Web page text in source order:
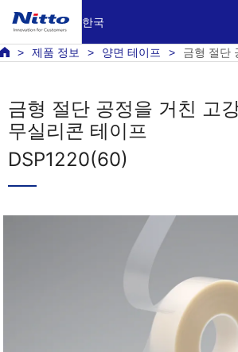
한국
제품 정보 양면 테이프 금형 절단
금형 절단 공정을 거친 고
무실리콘 테이프
DSP1220(60)